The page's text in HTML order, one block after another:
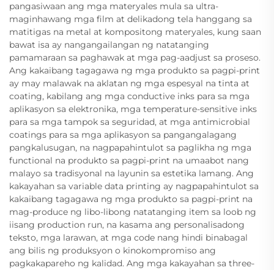
pangasiwaan ang mga materyales mula sa ultra-
maginhawang mga film at delikadong tela hanggang sa
matitigas na metal at kompositong materyales, kung saan
bawat isa ay nangangailangan ng natatanging
pamamaraan sa paghawak at mga pag-aadjust sa proseso.
Ang kakaibang tagagawa ng mga produkto sa pagpi-print
ay may malawak na aklatan ng mga espesyal na tinta at
coating, kabilang ang mga conductive inks para sa mga
aplikasyon sa elektronika, mga temperature-sensitive inks
para sa mga tampok sa seguridad, at mga antimicrobial
coatings para sa mga aplikasyon sa pangangalagang
pangkalusugan, na nagpapahintulot sa paglikha ng mga
functional na produkto sa pagpi-print na umaabot nang
malayo sa tradisyonal na layunin sa estetika lamang. Ang
kakayahan sa variable data printing ay nagpapahintulot sa
kakaibang tagagawa ng mga produkto sa pagpi-print na
mag-produce ng libo-libong natatanging item sa loob ng
iisang production run, na kasama ang personalisadong
teksto, mga larawan, at mga code nang hindi binabagal
ang bilis ng produksyon o kinokompromiso ang
pagkakapareho ng kalidad. Ang mga kakayahan sa three-